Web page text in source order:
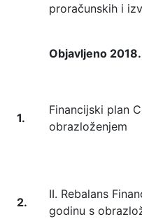
proračunskih i
Objavljeno
1.
Financijski plan
obrazloženjem
2.
II. Rebalans
godinu s